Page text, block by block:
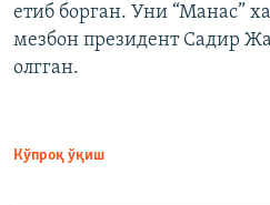
етиб борган. Уни “Манас”
мезбон президент Садир
олгган.
Кўпроқ ўқиш